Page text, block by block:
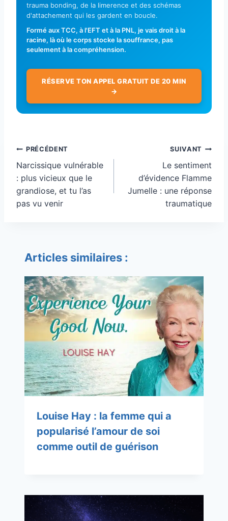
trauma bonding, de la limerence et des schémas
d'attachement qui les gardent en boucle.
Formé aux TCC, à l'EFT et à la PNL, je vais droit à la
racine, là où le corps stocke la souffrance, pas
seulement à la compréhension.
RÉSERVE TON APPEL GRATUIT DE 20 MIN
→
Navigation
de
l’article
PRÉCÉDENT
Narcissique vulnérable
: plus vicieux que le
grandiose, et tu l’as
pas vu venir
SUIVANT
Le sentiment
d’évidence Flamme
Jumelle : une réponse
traumatique
Articles similaires :
Louise Hay : la femme qui a
popularisé l’amour de soi
comme outil de guérison